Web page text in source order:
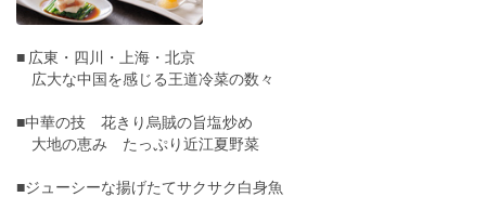
■ 広東・四川・上海・北京
広大な中国を感じる王道冷菜の数々
■中華の技 花きり烏賊の旨塩炒め
大地の恵み たっぷり近江夏野菜
■ジューシーな揚げたてサクサク白身魚